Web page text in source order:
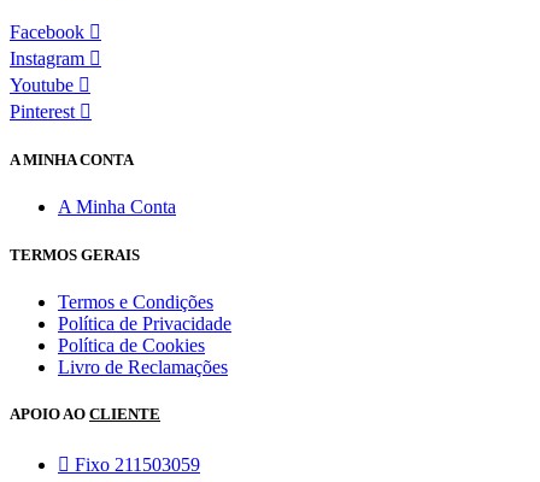
Facebook
Instagram
Youtube
Pinterest
A MINHA CONTA
A Minha Conta
TERMOS GERAIS
Termos e Condições
Política de Privacidade
Política de Cookies
Livro de Reclamações
APOIO AO CLIENTE
Fixo 211503059